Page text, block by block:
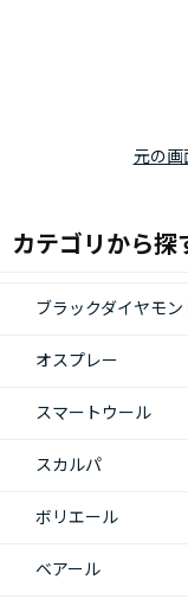
元の画
カテゴリから探
ブラックダイヤモン
オスプレー
スマートウール
スカルパ
ボリエール
ベアール